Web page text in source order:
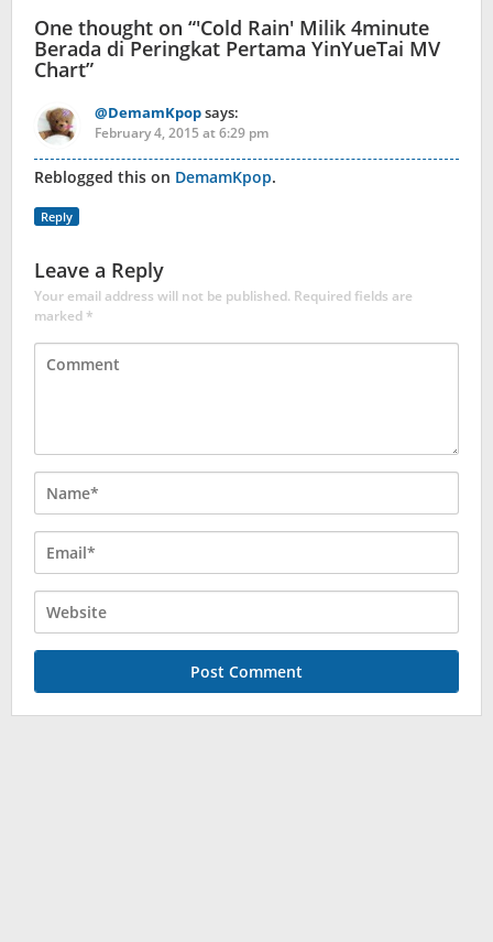
One thought on “'Cold Rain' Milik 4minute
Berada di Peringkat Pertama YinYueTai MV
Chart”
@DemamKpopsays:
February 4, 2015 at 6:29 pm
Reblogged this on DemamKpop.
Reply
Leave a Reply
Your email address will not be published. Required fields are
marked*